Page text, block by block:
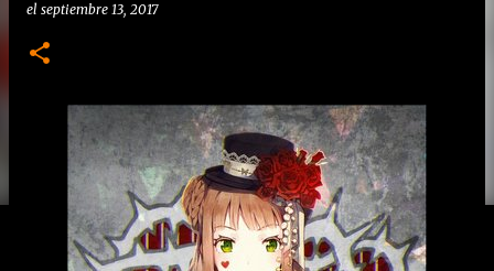
el septiembre 13, 2017